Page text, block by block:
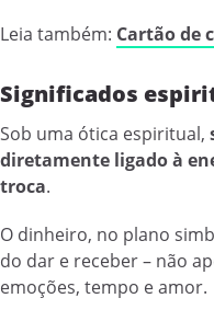
Leia também: Cartão de
Significados
Sob uma ótica espiritual,
diretamente ligado à
troca.
O dinheiro, no plano
do dar e receber – não
emoções, tempo e amor.